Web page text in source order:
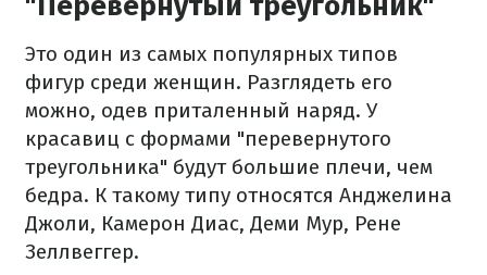
Это один из самых популярных типов
фигур среди женщин. Разглядеть его
можно, одев приталенный наряд. У
красавиц с формами "перевернутого
треугольника" будут большие плечи, чем
бедра. К такому типу относятся Анджелина
Джоли, Камерон Диас, Деми Мур, Рене
Зеллвеггер.